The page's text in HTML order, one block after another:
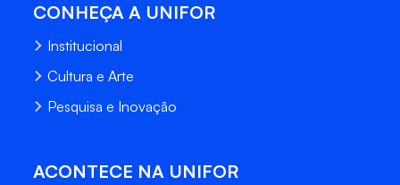
CONHEÇA A UNIFOR
Institucional
Cultura e Arte
Pesquisa e Inovação
ACONTECE NA UNIFOR